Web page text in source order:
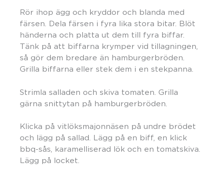
Rör ihop ägg och kryddor och blanda med
färsen. Dela färsen i fyra lika stora bitar. Blöt
händerna och platta ut dem till fyra biffar.
Tänk på att biffarna krymper vid tillagningen,
så gör dem bredare än hamburgerbröden.
Grilla biffarna eller stek dem i en stekpanna.
Strimla salladen och skiva tomaten. Grilla
gärna snittytan på hamburgerbröden.
Klicka på vitlöksmajonnäsen på undre brödet
och lägg på sallad. Lägg på en biff, en klick
bbq-sås, karamelliserad lök och en tomatskiva.
Lägg på locket.